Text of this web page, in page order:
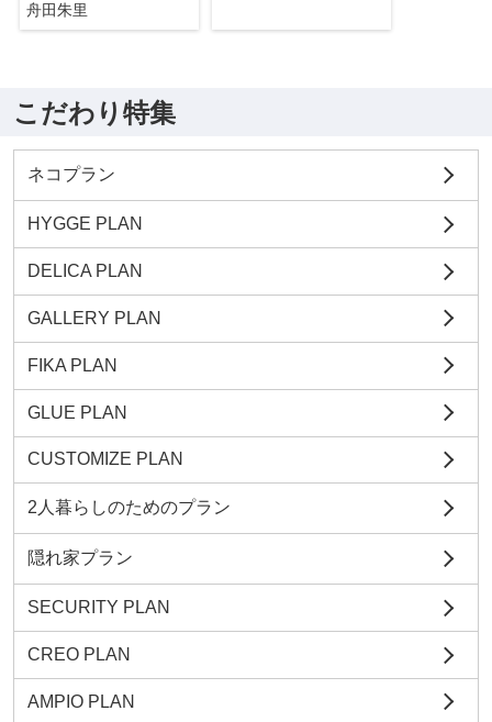
舟田朱里
こだわり特集
ネコプラン
HYGGE PLAN
DELICA PLAN
GALLERY PLAN
FIKA PLAN
GLUE PLAN
CUSTOMIZE PLAN
2人暮らしのためのプラン
隠れ家プラン
SECURITY PLAN
CREO PLAN
AMPIO PLAN